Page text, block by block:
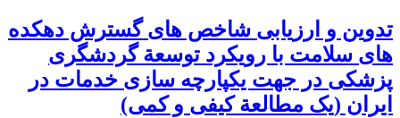
تدوین و ارزیابی شاخص ‏های گسترش دهکده
‏های سلامت با رویکرد توسعة گردشگری
پزشکی در جهت یکپارچه‏ سازی خدمات در
ایران (یک مطالعة کیفی و کمی)